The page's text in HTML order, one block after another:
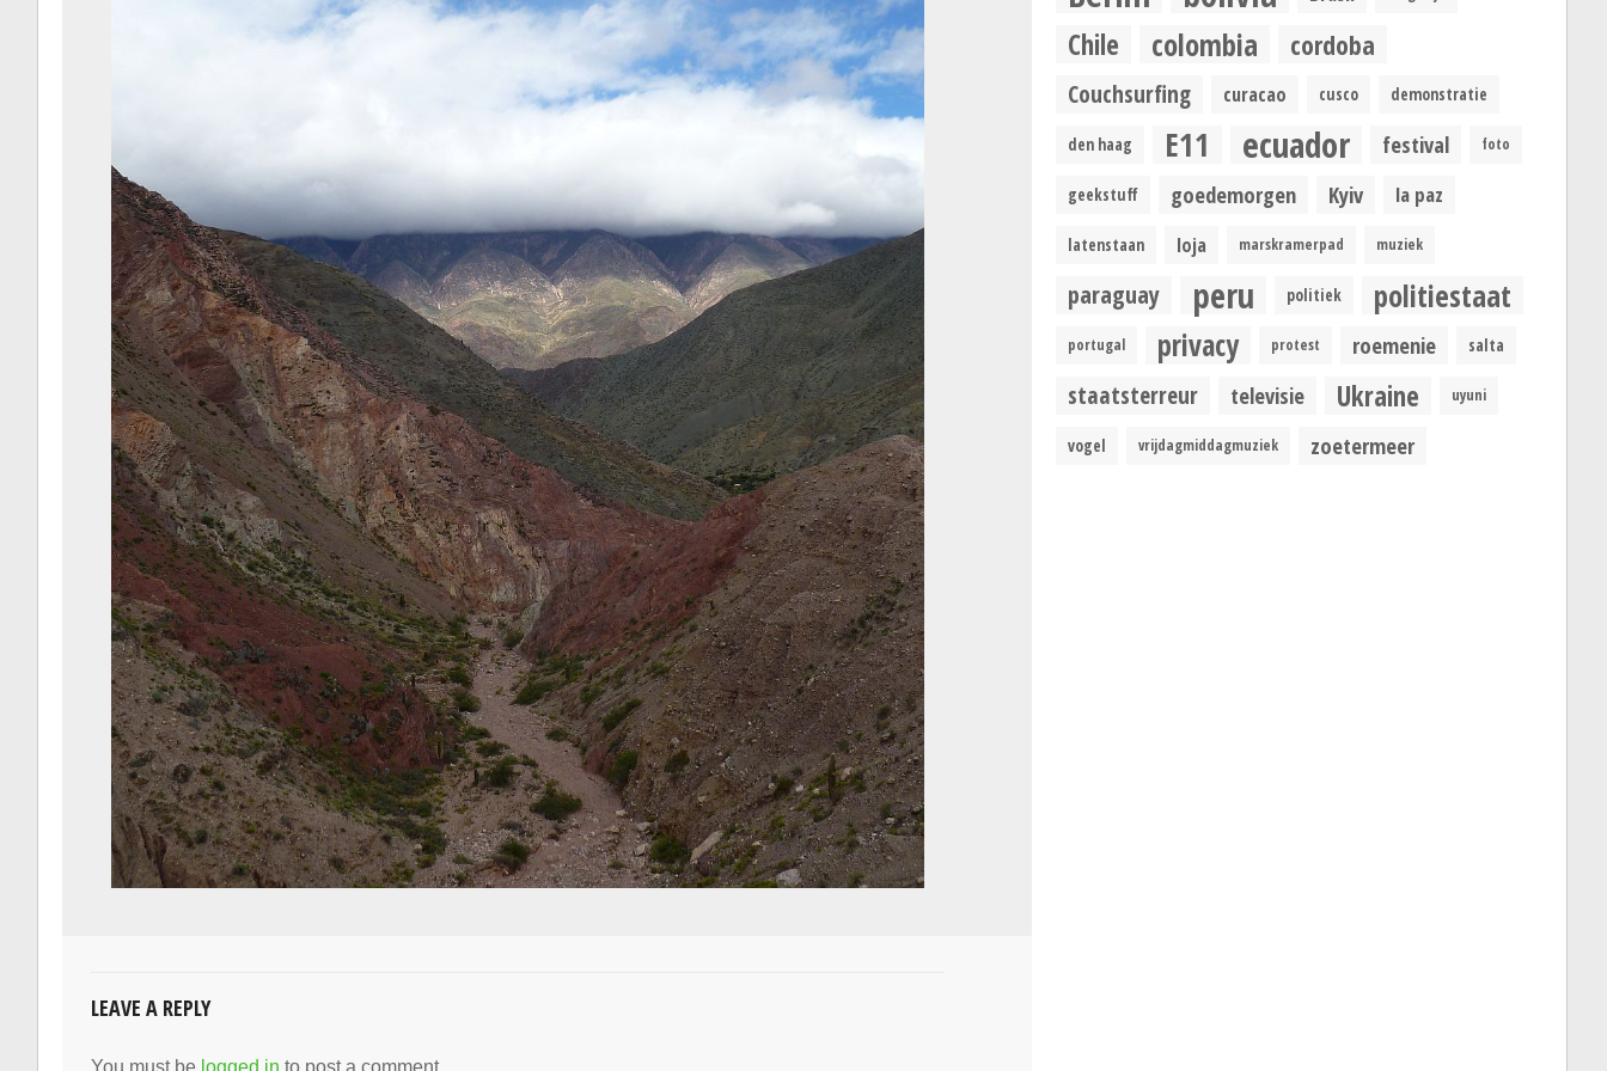
LEAVE A REPLY
Chile colombia cordoba
Couchsurfing curacao cusco demonstratie
den haag E11 ecuador festival foto
geekstuff goedemorgen Kyiv la paz
latenstaan loja marskramerpad muziek
paraguay peru politiek politiestaat
portugal privacy protest roemenie salta
staatsterreur televisie Ukraine uyuni
vogel vrijdagmiddagmuziek zoetermeer